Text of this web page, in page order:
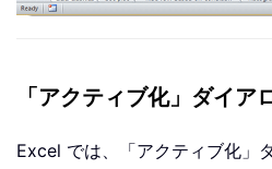
「アクティブ化」ダイア
Excel では、「アクティブ化」